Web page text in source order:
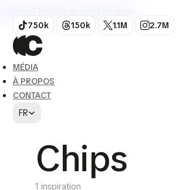
750k 150k 1.1M 2.7M
MÉDIA
À PROPOS
CONTACT
FR
Chips
1 inspiration